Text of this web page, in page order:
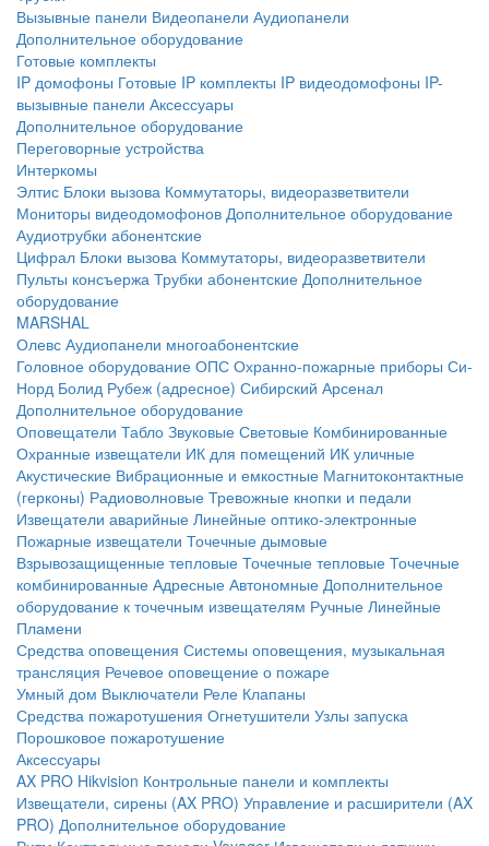
Вызывные панели Видеопанели Аудиопанели
Дополнительное оборудование
Готовые комплекты
IP домофоны Готовые IP комплекты IP видеодомофоны IP-
вызывные панели Аксессуары
Дополнительное оборудование
Переговорные устройства
Интеркомы
Элтис Блоки вызова Коммутаторы, видеоразветвители
Мониторы видеодомофонов Дополнительное оборудование
Аудиотрубки абонентские
Цифрал Блоки вызова Коммутаторы, видеоразветвители
Пульты консъержа Трубки абонентские Дополнительное
оборудование
MARSHAL
Олевс Аудиопанели многоабонентские
Головное оборудование ОПС Охранно-пожарные приборы Си-
Норд Болид Рубеж (адресное) Сибирский Арсенал
Дополнительное оборудование
Оповещатели Табло Звуковые Световые Комбинированные
Охранные извещатели ИК для помещений ИК уличные
Акустические Вибрационные и емкостные Магнитоконтактные
(герконы) Радиоволновые Тревожные кнопки и педали
Извещатели аварийные Линейные оптико-электронные
Пожарные извещатели Точечные дымовые
Взрывозащищенные тепловые Точечные тепловые Точечные
комбинированные Адресные Автономные Дополнительное
оборудование к точечным извещателям Ручные Линейные
Пламени
Средства оповещения Системы оповещения, музыкальная
трансляция Речевое оповещение о пожаре
Умный дом Выключатели Реле Клапаны
Средства пожаротушения Огнетушители Узлы запуска
Порошковое пожаротушение
Аксессуары
AX PRO Hikvision Контрольные панели и комплекты
Извещатели, сирены (AX PRO) Управление и расширители (AX
PRO) Дополнительное оборудование